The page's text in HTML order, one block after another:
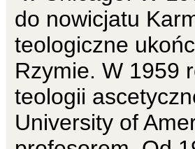
do nowicjatu
teologiczne
Rzymie. W 1959
teologii
University of